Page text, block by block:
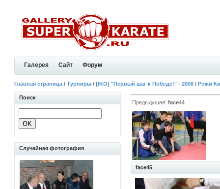
Галерея Сайт Форум
Главная страница /Турниры /[IKO] "Первый шаг к Победе!" - 2008 /Рожи
Поиск
Случайная фотография
Предыдущая:face44
face45